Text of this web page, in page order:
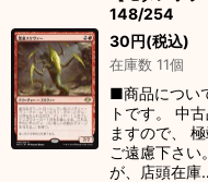
148/254
30円(税込)
在庫数 11個
■商品につい
トです。 中
ますので、
ご遠慮下さ
が、店頭在庫